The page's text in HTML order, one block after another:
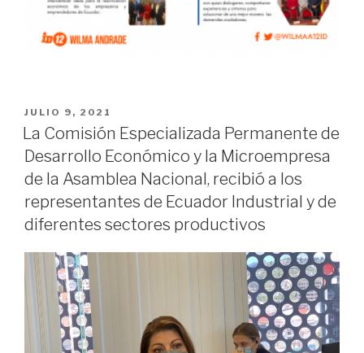
JULIO 9, 2021
La Comisión Especializada Permanente de
Desarrollo Económico y la Microempresa
de la Asamblea Nacional, recibió a los
representantes de Ecuador Industrial y de
diferentes sectores productivos